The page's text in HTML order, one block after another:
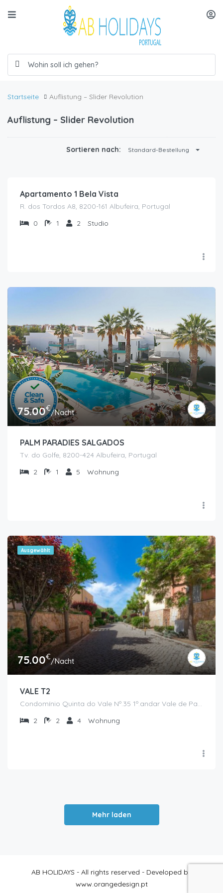
Startseite Auflistung – Slider Revolution
Auflistung – Slider Revolution
Sortieren nach: Standard-Bestellung
Apartamento 1 Bela Vista
R. dos Tordos A8, 8200-161 Albufeira, Portugal
0
1 2 Studio
75.00€/Nacht
PALM PARADIES SALGADOS
Tv. do Golfe, 8200-424 Albufeira, Portugal
2
1 5 Wohnung
Ausgewählt
75.00€/Nacht
VALE T2
Condomínio Quinta do Vale Nº.35 1º.andar Vale de Parra, 8200-427
2
2 4 Wohnung
Mehr laden
AB HOLIDAYS - All rights reserved - Developed by
www.orangedesign.pt